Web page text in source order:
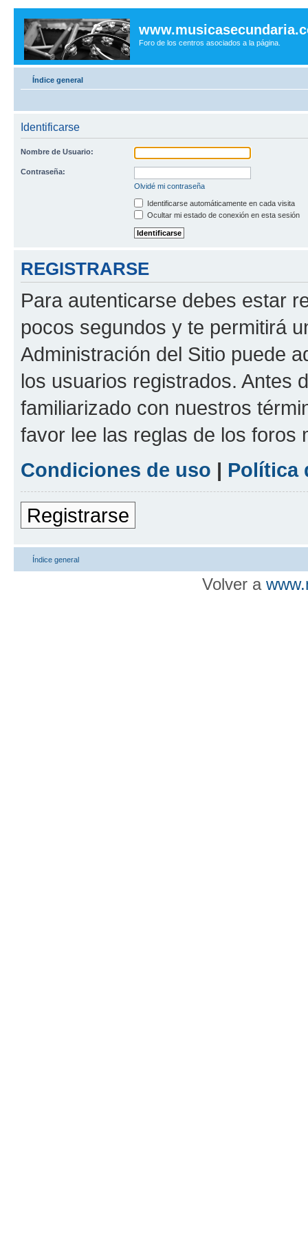
Foro de los centros asociados a la página.
Índice general
Identificarse
Nombre de Usuario:
Contraseña:
Olvidé mi contraseña
Identificarse automáticamente en cada visita
Ocultar mi estado de conexión en esta sesión
REGISTRARSE
Para autenticarse debes estar
pocos segundos y te permitirá
Administración del Sitio puede
los usuarios registrados. Antes
familiarizado con nuestros
favor lee las reglas de los foros
Condiciones de uso | Política
Registrarse
Índice general
Volver a